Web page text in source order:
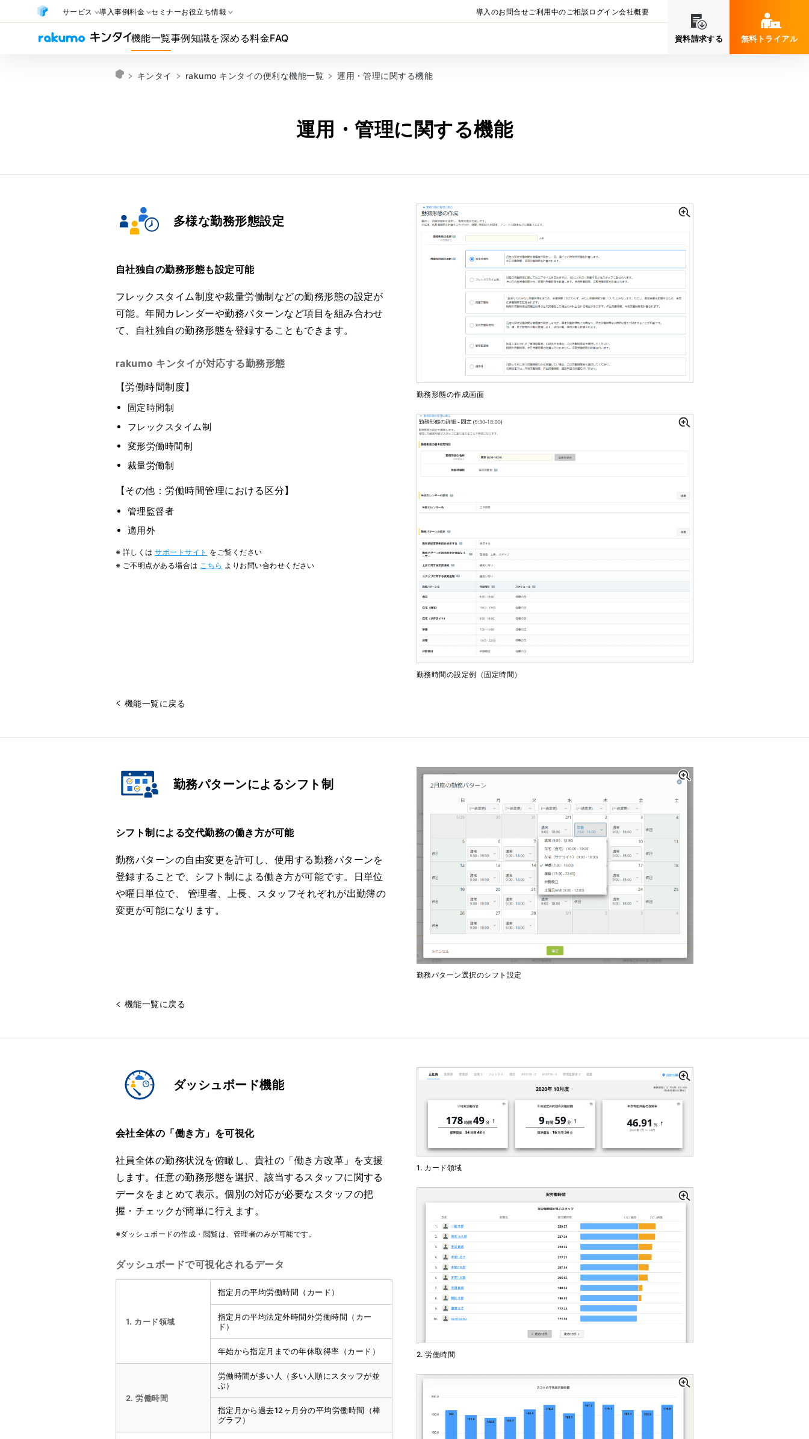
機能一覧事例知識を深める料金FAQ
サービス 導入事例料金 セミナーお役立ち情報 導入のお問合せご利用中のご相談 ログイン会社概要
資料請求する 無料トライアル
キンタイ rakumo キンタイの便利な機能一覧 運用・管理に関する機能
運用・管理に関する機能
多様な勤務形態設定
自社独自の勤務形態も設定可能
フレックスタイム制度や裁量労働制などの勤務形態の設定が
可能。年間カレンダーや勤務パターンなど項目を組み合わせ
て、自社独自の勤務形態を登録することもできます。
rakumo キンタイが対応する勤務形態
【労働時間制度】
固定時間制
フレックスタイム制
変形労働時間制
裁量労働制
【その他：労働時間管理における区分】
管理監督者
適用外
※ 詳しくはサポートサイト をご覧ください
※ ご不明点がある場合は こちら よりお問い合わせください
勤務形態の作成画面
勤務時間の設定例（固定時間）
機能一覧に戻る
勤務パターンによるシフト制
シフト制による交代勤務の働き方が可能
勤務パターンの自由変更を許可し、使用する勤務パターンを
登録することで、シフト制による働き方が可能です。日単位
や曜日単位で、 管理者、上長、スタッフそれぞれが出勤簿の
変更が可能になります。
勤務パターン選択のシフト設定
機能一覧に戻る
ダッシュボード機能
会社全体の「働き方」を可視化
社員全体の勤務状況を俯瞰し、貴社の「働き方改革」を支援
します。任意の勤務形態を選択、該当するスタッフに関する
データをまとめて表示。個別の対応が必要なスタッフの把
握・チェックが簡単に行えます。
※ダッシュボードの作成・閲覧は、管理者のみが可能です。
ダッシュボードで可視化されるデータ
1. カード領域
指定月の平均労働時間（カード）
指定月の平均法定外時間外労働時間（カー
ド）
年始から指定月までの年休取得率（カード）
2. 労働時間
労働時間が多い人（多い人順にスタッフが並
ぶ）
指定月から過去12ヶ月分の平均労働時間（棒
グラフ）
1. カード領域
2. 労働時間